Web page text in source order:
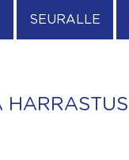
SEURALLE
HARRASTUS